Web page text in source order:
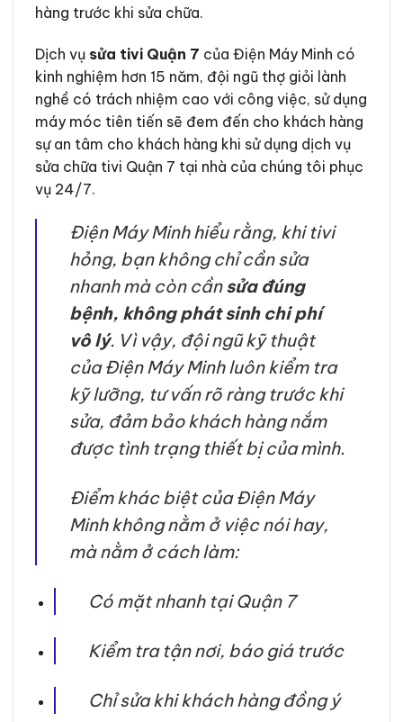
hàng trước khi sửa chữa.
Dịch vụ sửa tivi Quận 7 của Điện Máy Minh có
kinh nghiệm hơn 15 năm, đội ngũ thợ giỏi lành
nghề có trách nhiệm cao với công việc, sử dụng
máy móc tiên tiến sẽ đem đến cho khách hàng
sự an tâm cho khách hàng khi sử dụng dịch vụ
sửa chữa tivi Quận 7 tại nhà của chúng tôi phục
vụ 24/7.
Điện Máy Minh hiểu rằng, khi tivi
hỏng, bạn không chỉ cần sửa
nhanh mà còn cầnsửa đúng
bệnh, không phát sinh chi phí
vô lý. Vì vậy, đội ngũ kỹ thuật
của Điện Máy Minh luôn kiểm tra
kỹ lưỡng, tư vấn rõ ràng trước khi
sửa, đảm bảo khách hàng nắm
được tình trạng thiết bị của mình.
Điểm khác biệt của Điện Máy
Minh không nằm ở việc nói hay,
mà nằm ở cách làm:
Có mặt nhanh tại Quận 7
Kiểm tra tận nơi, báo giá trước
Chỉ sửa khi khách hàng đồng ý